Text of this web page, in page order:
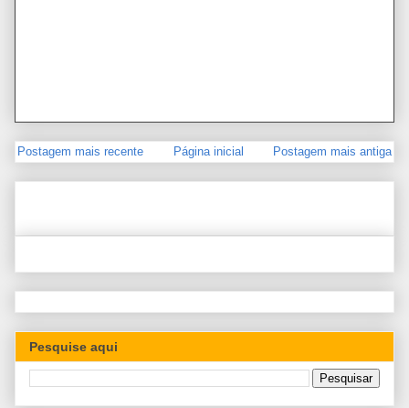
Postagem mais recente Postagem mais antiga
Página inicial
Pesquise aqui